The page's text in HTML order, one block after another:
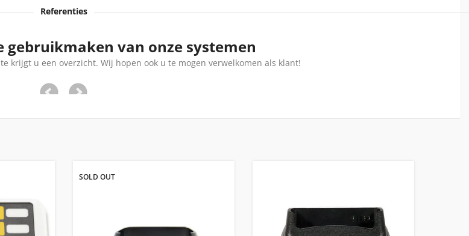
Referenties
gebruikmaken van onze systemen
krijgt u een overzicht. Wij hopen ook u te mogen verwelkomen als klant!
SOLD OUT